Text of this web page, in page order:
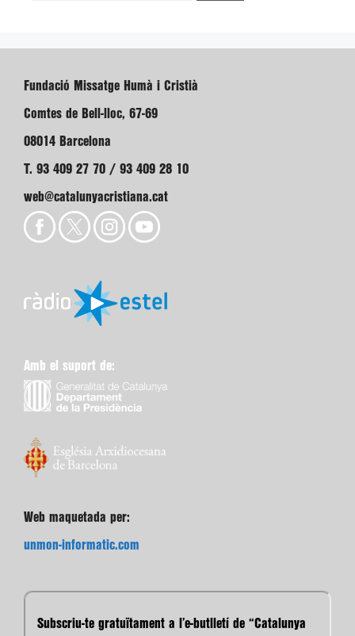
Fundació Missatge Humà i Cristià
Comtes de Bell-lloc, 67-69
08014 Barcelona
T. 93 409 27 70 / 93 409 28 10
web@catalunyacristiana.cat
Amb el suport de:
Web maquetada per:
unmon-informatic.com
Subscriu-te gratuïtament a l’e-butlletí de “Catalunya